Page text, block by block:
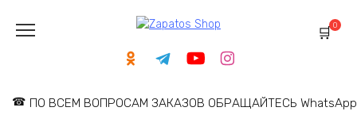
content
ПО ВСЕМ ВОПРОСАМ ЗАКАЗОВ ОБРАЩАЙТЕСЬ
0